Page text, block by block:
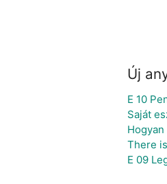
Új
E 10
Saját
There
E 09